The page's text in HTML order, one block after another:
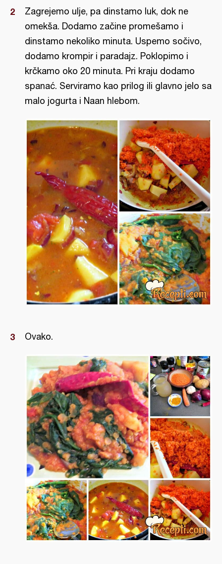
Zagrejemo ulje, pa dinstamo luk, dok ne
omekša. Dodamo začine promešamo i
dinstamo nekoliko minuta. Uspemo sočivo,
dodamo krompir i paradajz. Poklopimo i
krčkamo oko 20 minuta. Pri kraju dodamo
spanać. Serviramo kao prilog ili glavno jelo sa
malo jogurta i Naan hlebom.
Ovako.